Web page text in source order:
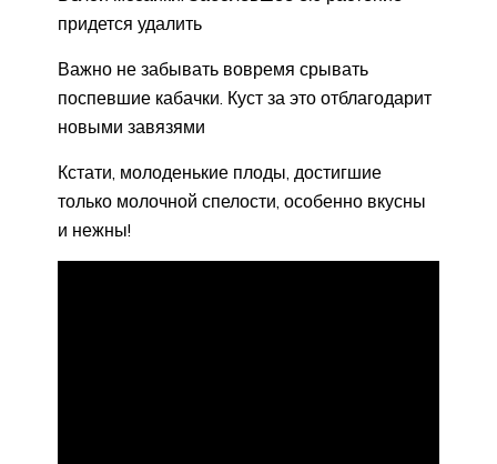
придется удалить
Важно не забывать вовремя срывать
поспевшие кабачки. Куст за это отблагодарит
новыми завязями
Кстати, молоденькие плоды, достигшие
только молочной спелости, особенно вкусны
и нежны!